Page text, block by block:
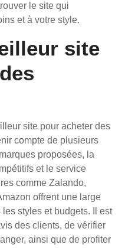
le site qui
et à votre style.
site
site pour acheter des
compte de plusieurs
proposées, la
et le service
comme Zalando,
offrent une large
styles et budgets. Il est
des clients, de vérifier
ainsi que de profiter